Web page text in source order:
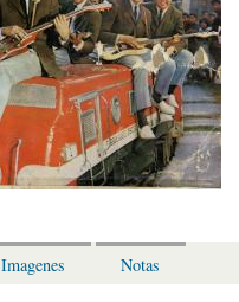
Imagenes Notas